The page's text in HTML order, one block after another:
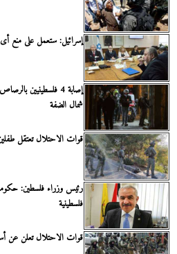
إسرائيل: ستعمل على منع أى
إصابة 4 فلسطينيين
شمال الضفة
قوات الاحتلال تعتقل
رئيس وزراء فلسطين:
فلسطينية
قوات الاحتلال تعلن عن